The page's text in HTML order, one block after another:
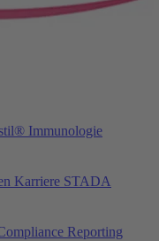
Immunologie
Karriere STADA
Reporting